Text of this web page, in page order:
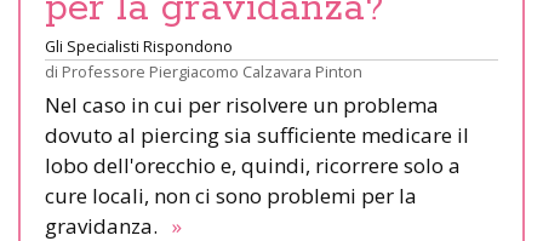
Gli Specialisti Rispondono
di Professore Piergiacomo Calzavara Pinton
Nel caso in cui per risolvere un problema
dovuto al piercing sia sufficiente medicare il
lobo dell'orecchio e, quindi, ricorrere solo a
cure locali, non ci sono problemi per la
gravidanza. »